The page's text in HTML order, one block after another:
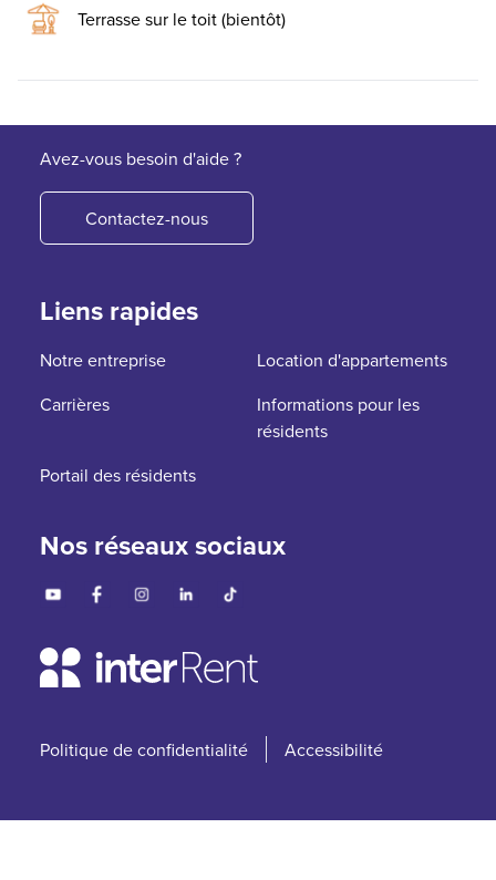
Terrasse sur le toit (bientôt)
Avez-vous besoin d'aide ?
Contactez-nous
Liens rapides
Notre entreprise
Location d'appartements
Carrières
Informations pour les
résidents
Portail des résidents
Nos réseaux sociaux
Politique de confidentialité Accessibilité